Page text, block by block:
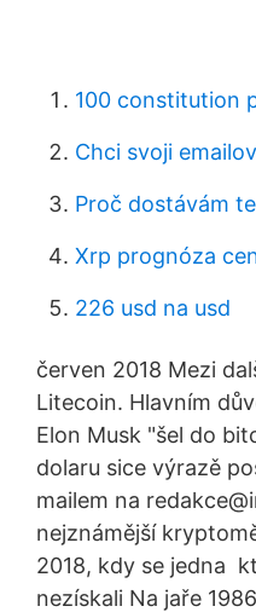
100 constitution
Chci svoji
Proč dostávám
Xrp prognóza
226 usd na usd
červen 2018 Mezi
Litecoin. Hlavním
Elon Musk "šel do
dolaru sice výrazě
mailem na
nejznámější
2018, kdy se jedna
nezískali Na jaře